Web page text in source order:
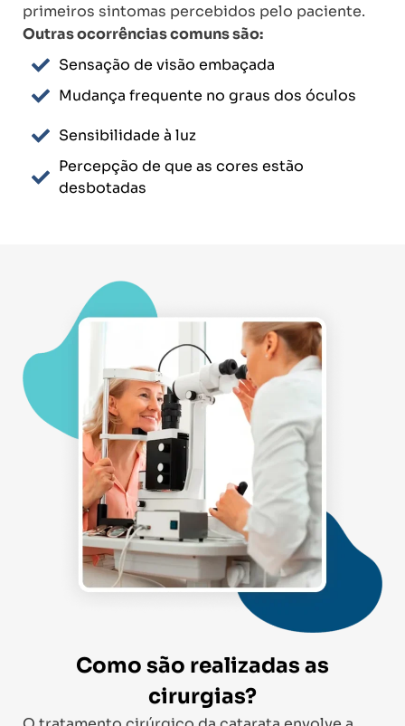
primeiros sintomas percebidos pelo paciente.
Outras ocorrências comuns são:
Sensação de visão embaçada
Mudança frequente no graus dos óculos
Sensibilidade à luz
Percepção de que as cores estão
desbotadas
Como são realizadas as
cirurgias?